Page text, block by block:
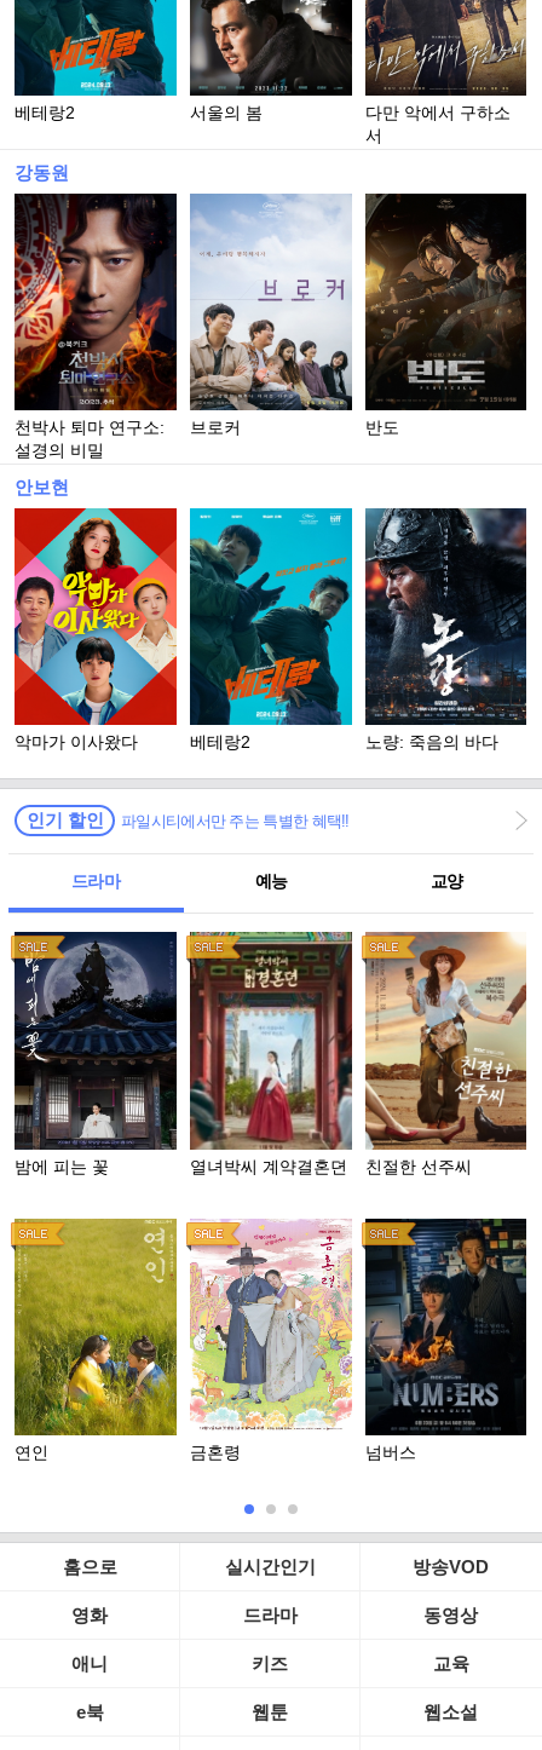
베테랑2 서울의 봄
다만 악에서 구하소
서
강동원
천박사 퇴마 연구소:
설경의 비밀
브로커 반도
안보현
악마가 이사왔다 베테랑2 노량: 죽음의 바다
인기 할인 파일시티에서만 주는 특별한 혜택!!
드라마 예능 교양
밤에 피는 꽃 열녀박씨 계약결혼뎐 친절한 선주씨
연인 금혼령 넘버스
홈으로 실시간인기 방송VOD
영화 드라마 동영상
애니 키즈 교육
e북 웹툰 웹소설